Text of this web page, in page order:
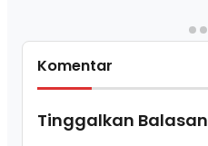
Komentar
Tinggalkan Balasan